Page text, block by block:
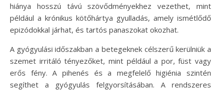
hiánya hosszú távú szövődményekhez vezethet, mint
például a krónikus kötőhártya gyulladás, amely ismétlődő
epizódokkal járhat, és tartós panaszokat okozhat.
A gyógyulási időszakban a betegeknek célszerű kerülniük a
szemet irritáló tényezőket, mint például a por, füst vagy
erős fény. A pihenés és a megfelelő higiénia szintén
segíthet a gyógyulás felgyorsításában. A rendszeres